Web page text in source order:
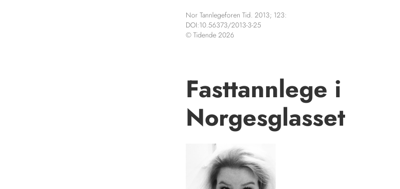
Nor Tannlegeforen Tid. 2013; 123:
DOI:10.56373/2013-3-25
© Tidende 2026
Fasttannlege i
Norgesglasset